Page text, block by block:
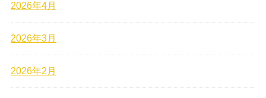
2026年4月
2026年3月
2026年2月